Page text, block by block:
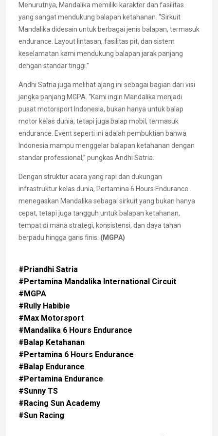
Menurutnya, Mandalika memiliki karakter dan fasilitas
yang sangat mendukung balapan ketahanan. “Sirkuit
Mandalika didesain untuk berbagai jenis balapan, termasuk
endurance. Layout lintasan, fasilitas pit, dan sistem
keselamatan kami mendukung balapan jarak panjang
dengan standar tinggi.”
Andhi Satria juga melihat ajang ini sebagai bagian dari visi
jangka panjang MGPA. “Kami ingin Mandalika menjadi
pusat motorsport Indonesia, bukan hanya untuk balap
motor kelas dunia, tetapi juga balap mobil, termasuk
endurance. Event seperti ini adalah pembuktian bahwa
Indonesia mampu menggelar balapan ketahanan dengan
standar professional,” pungkas Andhi Satria.
Dengan struktur acara yang rapi dan dukungan
infrastruktur kelas dunia, Pertamina 6 Hours Endurance
menegaskan Mandalika sebagai sirkuit yang bukan hanya
cepat, tetapi juga tangguh untuk balapan ketahanan,
tempat di mana strategi, konsistensi, dan daya tahan
berpadu hingga garis finis. (MGPA)
#Priandhi Satria
#Pertamina Mandalika International Circuit
#MGPA
#Rully Habibie
#Max Motorsport
#Mandalika 6 Hours Endurance
#Balap Ketahanan
#Pertamina 6 Hours Endurance
#Balap Endurance
#Pertamina Endurance
#Sunny TS
#Racing Sun Academy
#Sun Racing